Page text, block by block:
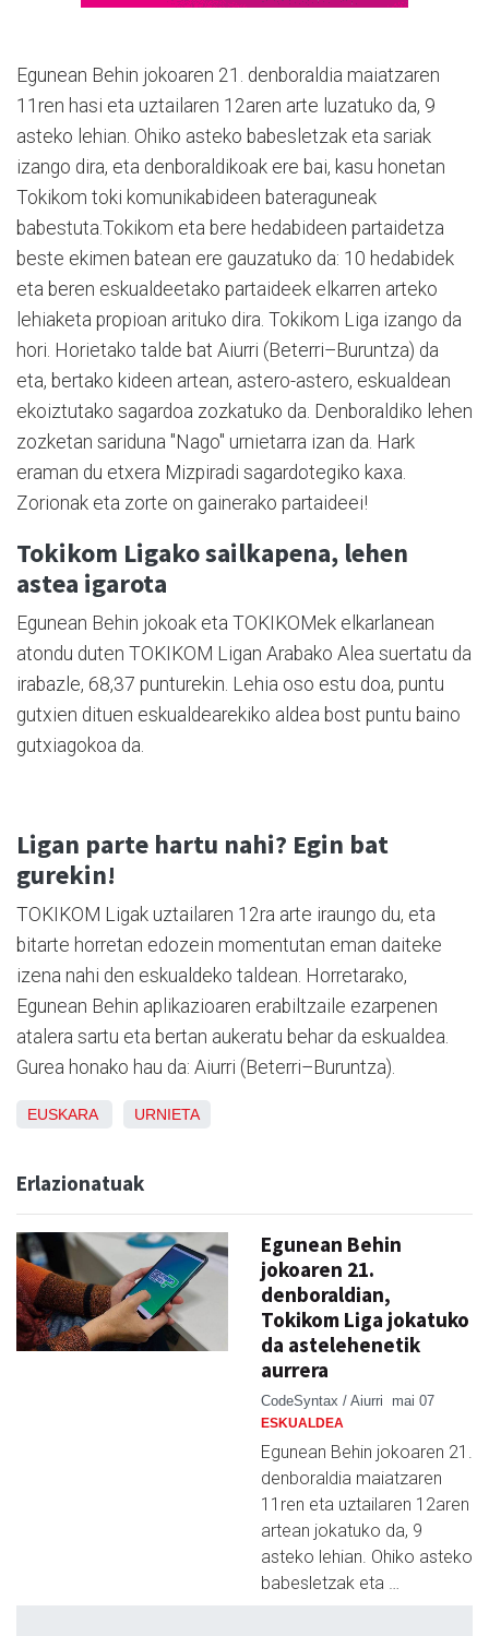
Egunean Behin jokoaren 21. denboraldia maiatzaren
11ren hasi eta uztailaren 12aren arte luzatuko da, 9
asteko lehian. Ohiko asteko babesletzak eta sariak
izango dira, eta denboraldikoak ere bai, kasu honetan
Tokikom toki komunikabideen bateraguneak
babestuta.Tokikom eta bere hedabideen partaidetza
beste ekimen batean ere gauzatuko da: 10 hedabidek
eta beren eskualdeetako partaideek elkarren arteko
lehiaketa propioan arituko dira. Tokikom Liga izango da
hori. Horietako talde bat Aiurri (Beterri–Buruntza) da
eta, bertako kideen artean, astero-astero, eskualdean
ekoiztutako sagardoa zozkatuko da. Denboraldiko lehen
zozketan sariduna "Nago" urnietarra izan da. Hark
eraman du etxera Mizpiradi sagardotegiko kaxa.
Zorionak eta zorte on gainerako partaideei!
Tokikom Ligako sailkapena, lehen
astea igarota
Egunean Behin jokoak eta TOKIKOMek elkarlanean
atondu duten TOKIKOM Ligan Arabako Alea suertatu da
irabazle, 68,37 punturekin. Lehia oso estu doa, puntu
gutxien dituen eskualdearekiko aldea bost puntu baino
gutxiagokoa da.
Ligan parte hartu nahi? Egin bat
gurekin!
TOKIKOM Ligak uztailaren 12ra arte iraungo du, eta
bitarte horretan edozein momentutan eman daiteke
izena nahi den eskualdeko taldean. Horretarako,
Egunean Behin aplikazioaren erabiltzaile ezarpenen
atalera sartu eta bertan aukeratu behar da eskualdea.
Gurea honako hau da: Aiurri (Beterri–Buruntza).
EUSKARA URNIETA
Erlazionatuak
Egunean Behin
jokoaren 21.
denboraldian,
Tokikom Liga jokatuko
da astelehenetik
aurrera
CodeSyntax / Aiurri mai 07
ESKUALDEA
Egunean Behin jokoaren 21.
denboraldia maiatzaren
11ren eta uztailaren 12aren
artean jokatuko da, 9
asteko lehian. Ohiko asteko
babesletzak eta …